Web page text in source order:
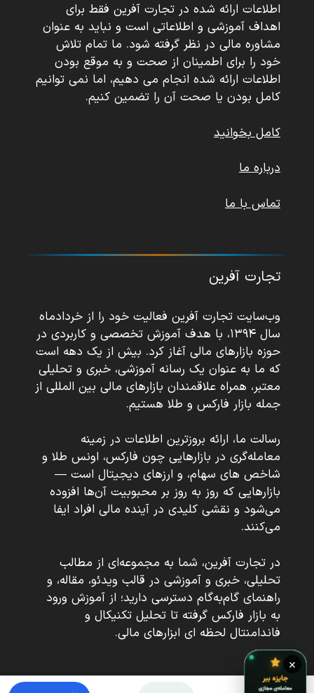
اطلاعات ارائه شده در تجارت آفرین فقط برای
اهداف آموزشی و اطلاعاتی است و نباید به عنوان
مشاوره مالی در نظر گرفته شود. ما تمام تلاش
خود را برای اطمینان از صحت و به موقع بودن
اطلاعات ارائه شده انجام می دهیم، اما نمی توانیم
کامل بودن یا صحت آن را تضمین کنیم.
کامل بخوانید
درباره ما
تماس با ما
تجارت آفرین
وب‌سایت تجارت آفرین فعالیت خود را از خردادماه
سال ۱۳۹۴، با هدف آموزش تخصصی و کاربردی در
حوزه بازارهای مالی آغاز کرد. بیش از یک دهه است
که ما به عنوان یک رسانه آموزشی، خبری و تحلیلی
معتبر، همراه علاقمندان بازارهای مالی بین المللی از
جمله بازار فارکس و طلا هستیم.
رسالت ما، ارائه بروزترین اطلاعات در زمینه
معامله‌گری در بازارهایی چون فارکس، اونس طلا و
شاخص های سهام، و ارزهای دیجیتال است —
بازارهایی که روز به روز بر محبوبیت آن‌ها افزوده
می‌شود و نقشی کلیدی در آینده مالی افراد ایفا
می‌کنند.
در تجارت آفرین، شما به مجموعه‌ای از مطالب
تحلیلی، خبری و آموزشی در قالب ویدئو، مقاله، و
راهنمای گام‌به‌گام دسترسی دارید؛ از آموزش ورود
به بازار فارکس گرفته تا تحلیل تکنیکال و
فاندامنتال لحظه ای ابزارهای مالی.
×